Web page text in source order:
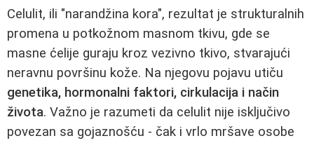
Celulit, ili "narandžina kora", rezultat je strukturalnih
promena u potkožnom masnom tkivu, gde se
masne ćelije guraju kroz vezivno tkivo, stvarajući
neravnu površinu kože. Na njegovu pojavu utiču
genetika, hormonalni faktori, cirkulacija i način
života. Važno je razumeti da celulit nije isključivo
povezan sa gojaznošću - čak i vrlo mršave osobe